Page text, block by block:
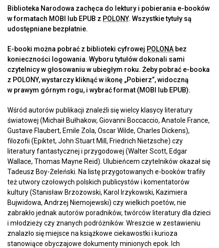
Biblioteka Narodowa zachęca do lektury i pobierania e-booków
w formatach MOBI lub EPUB z POLONY. Wszystkie tytuły są
udostępniane bezpłatnie.
E-booki można pobrać z biblioteki cyfrowej POLONA bez
konieczności logowania. Wyboru tytułów dokonali sami
czytelnicy w głosowaniu w ubiegłym roku. Żeby pobrać e-booka
z POLONY, wystarczy kliknąć w ikonę „Pobierz”, widoczną
w prawym górnym rogu, i wybrać format (MOBI lub EPUB).
Wśród autorów publikacji znaleźli się wielcy klasycy literatury
światowej (Michaił Bułhakow, Giovanni Boccaccio, Anatole France,
Gustave Flaubert, Emile Zola, Oscar Wilde, Charles Dickens),
filozofii (Epiktet, John Stuart Mill, Friedrich Nietzsche) czy
literatury fantastycznej i przygodowej (Walter Scott, Edgar
Wallace, Thomas Mayne Reid). Ulubieńcem czytelników okazał się
Tadeusz Boy-Żeleński. Na listę przygotowanych e-booków trafiły
też utwory czołowych polskich publicystów i komentatorów
kultury (Stanisław Brzozowski, Karol Irzykowski, Kazimiera
Bujwidowa, Andrzej Niemojewski) czy wielkich poetów, nie
zabrakło jednak autorów poradników, twórców literatury dla dzieci
i młodzieży czy znanych podróżników. Wreszcie w zestawieniu
znalazło się miejsce na książkowe ciekawostki i kurioza
stanowiące obyczajowe dokumenty minionych epok. Ich